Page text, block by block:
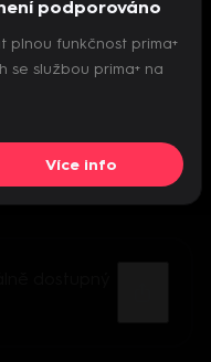
přehrávač
podporováno
plnou funkčnost prima+
službou prima+ na
Více info